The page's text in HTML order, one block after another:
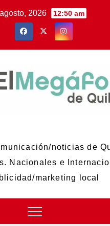
2026 12:50 am
noticias de
Nacionales e
marketing local